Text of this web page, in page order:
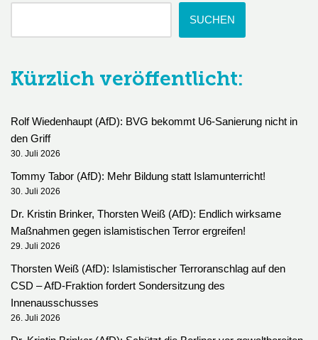
SUCHEN
Kürzlich veröffentlicht:
Rolf Wiedenhaupt (AfD): BVG bekommt U6-Sanierung nicht in
den Griff
30. Juli 2026
Tommy Tabor (AfD): Mehr Bildung statt Islamunterricht!
30. Juli 2026
Dr. Kristin Brinker, Thorsten Weiß (AfD): Endlich wirksame
Maßnahmen gegen islamistischen Terror ergreifen!
29. Juli 2026
Thorsten Weiß (AfD): Islamistischer Terroranschlag auf den
CSD – AfD-Fraktion fordert Sondersitzung des
Innenausschusses
26. Juli 2026